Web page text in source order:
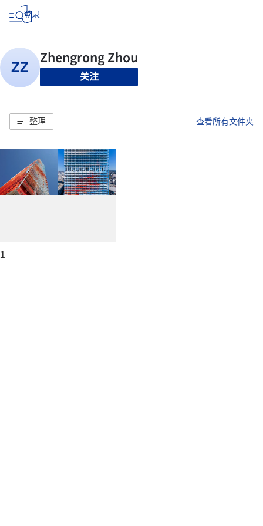
登录
关注
整理 查看所有文件夹
1